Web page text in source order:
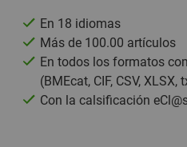
En 18 idiomas
Más de 100.00 artículos
En todos los formatos
(BMEcat, CIF, CSV, XLSX,
Con la calsificación